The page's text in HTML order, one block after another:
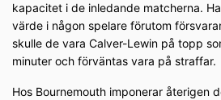
kapacitet i de inledande matcherna.
värde i någon spelare förutom
skulle de vara Calver-Lewin på topp
minuter och förväntas vara på straffar.
Hos Bournemouth imponerar återigen